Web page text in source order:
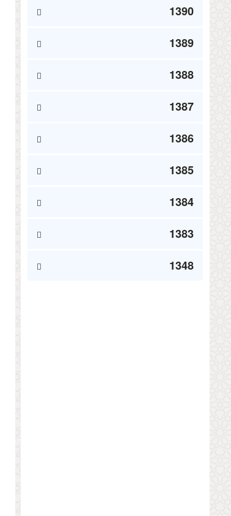
1390
1389
1388
1387
1386
1385
1384
1383
1348